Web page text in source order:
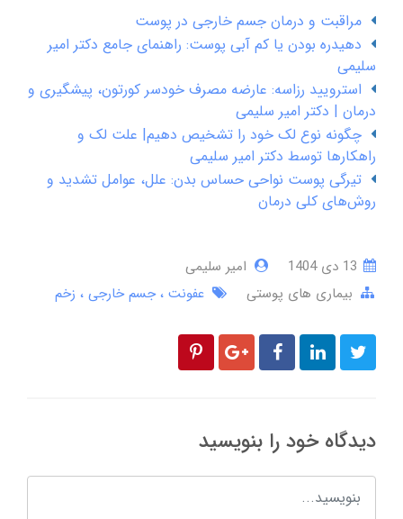
مراقبت و درمان جسم خارجی در پوست
دهیدره بودن یا کم آبی پوست: راهنمای جامع دکتر امیر
سلیمی
استرویید رزاسه: عارضه مصرف خودسر کورتون، پیشگیری و
درمان | دکتر امیر سلیمی
چگونه نوع لک خود را تشخیص دهیم| علت لک و
راهکارها توسط دکتر امیر سلیمی
تیرگی پوست نواحی حساس بدن: علل، عوامل تشدید و
روش‌های کلی درمان
امیر سلیمی
بیماری های پوستی
عفونت جسم خارجی زخم
دیدگاه خود را بنویسید